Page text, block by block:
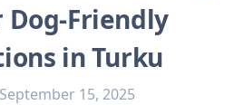
Dog-Friendly
in Turku
September 15, 2025